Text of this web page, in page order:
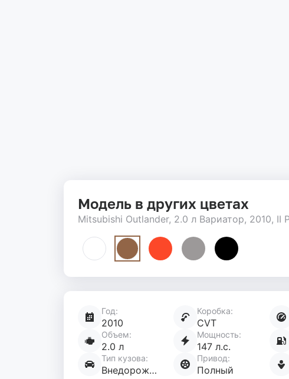
Модель в других цветах
Mitsubishi Outlander, 2.0 л Вариатор, 2010, II
Год:
2010
Коробка:
CVT
Объем:
2.0 л
Мощность:
147 л.с.
Тип кузова:
Внедорожник 5 дв.
Привод:
Полный